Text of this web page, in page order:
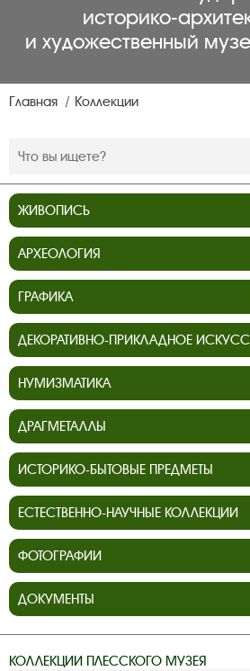
и художественный
Главная Коллекции
ЖИВОПИСЬ
АРХЕОЛОГИЯ
ГРАФИКА
ДЕКОРАТИВНО-ПРИКЛАДНОЕ
НУМИЗМАТИКА
ДРАГМЕТАЛЛЫ
ИСТОРИКО-БЫТОВЫЕ ПРЕДМЕТЫ
ЕСТЕСТВЕННО-НАУЧНЫЕ КОЛЛЕКЦИИ
ФОТОГРАФИИ
ДОКУМЕНТЫ
КОЛЛЕКЦИИ ПЛЕССКОГО МУЗЕЯ